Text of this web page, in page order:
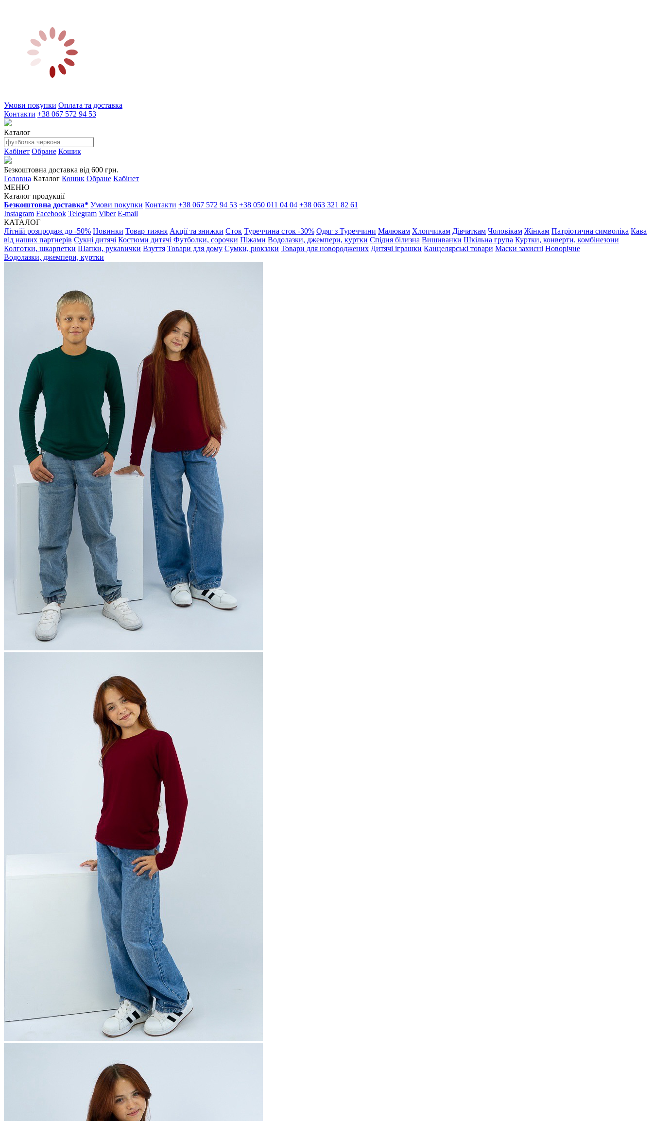
Умови покупки Оплата та доставка
Контакти +38 067 572 94 53
Каталог
Кабінет Обране Кошик
Безкоштовна доставка від 600 грн.
Головна Каталог Кошик Обране Кабінет
МЕНЮ
Каталог продукції
Безкоштовна доставка* Умови покупки Контакти +38 067 572 94 53 +38 050 011 04 04 +38 063 321 82 61
Instagram Facebook Telegram Viber E-mail
КАТАЛОГ
Літній розпродаж до -50% Новинки Товар тижня Акції та знижки Сток Туреччина сток -30% Одяг з Туреччини Малюкам Хлопчикам Дівчаткам Чоловікам Жінкам Патріотична символіка Кава
від наших партнерів Сукні дитячі Костюми дитячі Футболки, сорочки Піжами Водолазки, джемпери, куртки Спідня білизна Вишиванки Шкільна група Куртки, конверти, комбінезони
Колготки, шкарпетки Шапки, рукавички Взуття Товари для дому Сумки, рюкзаки Товари для новороджених Дитячі іграшки Канцелярські товари Маски захисні Новорічне
Водолазки, джемпери, куртки